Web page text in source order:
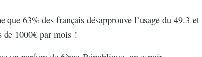
que 63% des français désapprouve l’usage du 49.3 et
de 1000€ par mois !